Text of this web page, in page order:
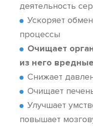
деятельность
Ускоряет
процессы
Очищает
из него
Снижает
Очищает
Улучшает
повышает